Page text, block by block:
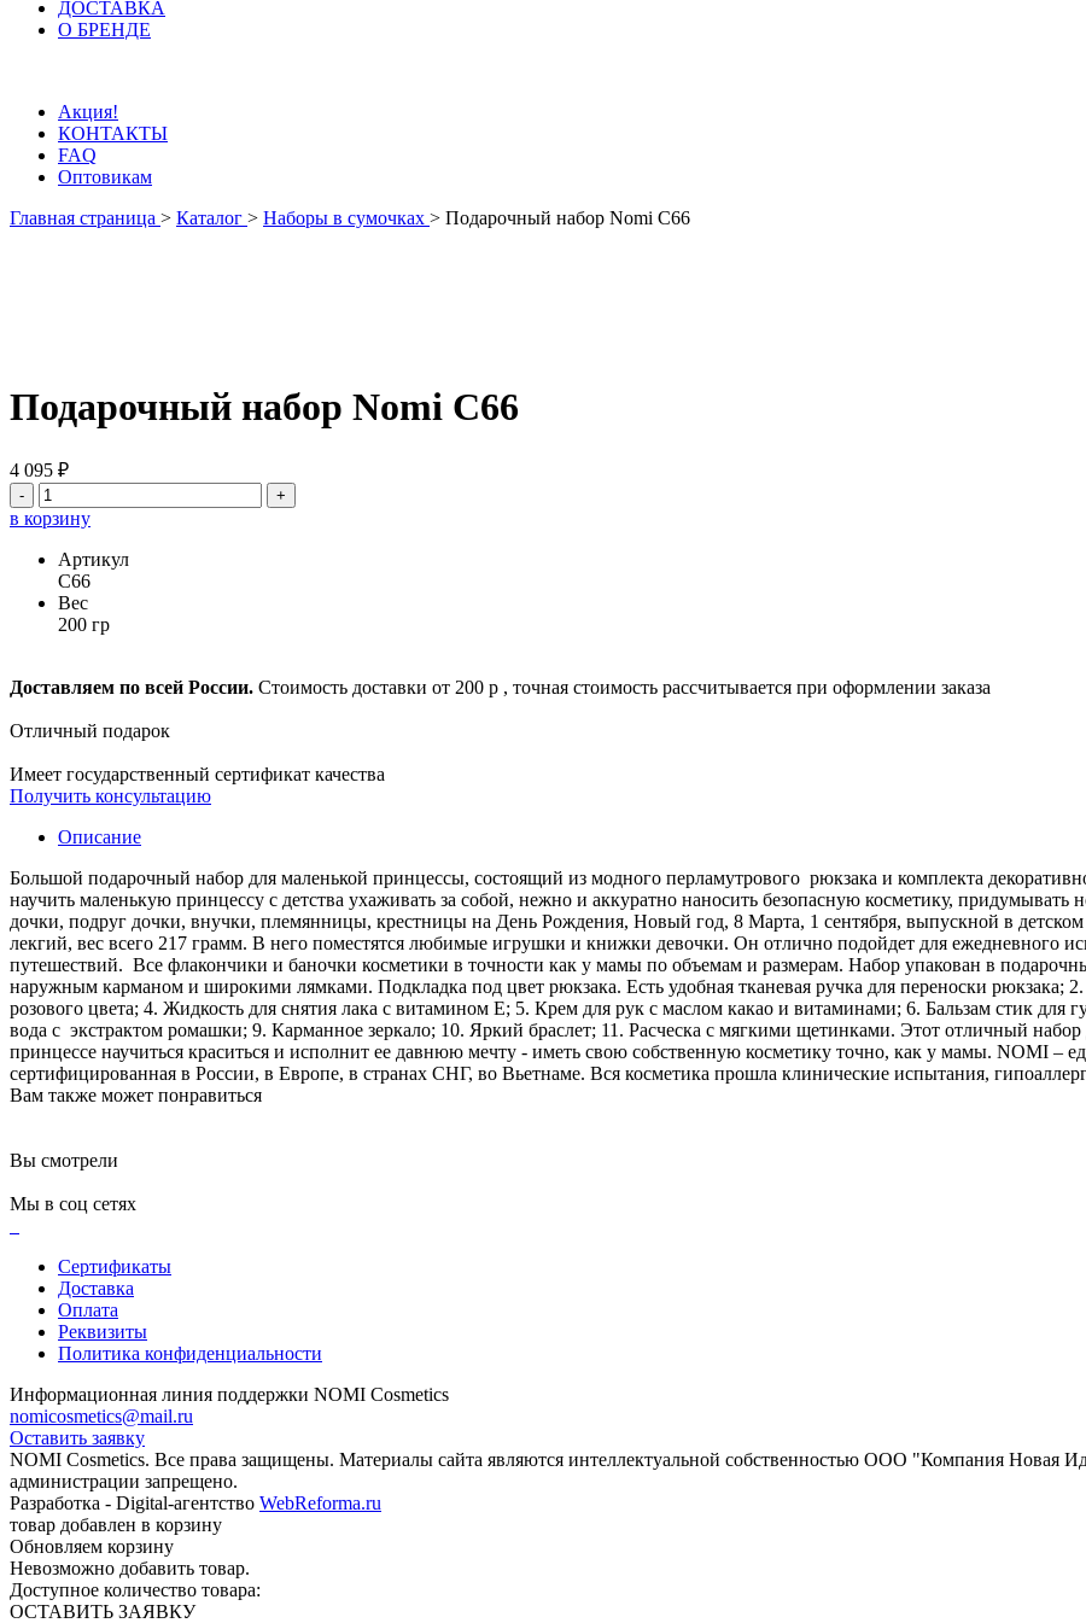
ДОСТАВКА
О БРЕНДЕ
Акция!
КОНТАКТЫ
FAQ
Оптовикам
Главная страница > Каталог > Наборы в сумочках > Подарочный набор Nomi C66
Подарочный набор Nomi C66
4 095 ₽
- +
в корзину
Артикул
C66
Вес
200 гр
Доставляем по всей России. Стоимость доставки от 200 р , точная стоимость рассчитывается при оформлении заказа
Отличный подарок
Имеет государственный сертификат качества
Получить консультацию
Описание
Большой подарочный набор для маленькой принцессы, состоящий из модного перламутрового рюкзака и комплекта
научить маленькую принцессу с детства ухаживать за собой, нежно и аккуратно наносить безопасную косметику,
дочки, подруг дочки, внучки, племянницы, крестницы на День Рождения, Новый год, 8 Марта, 1 сентября, выпускной в
лекгий, вес всего 217 грамм. В него поместятся любимые игрушки и книжки девочки. Он отлично подойдет для ежедневного
путешествий. Все флакончики и баночки косметики в точности как у мамы по объемам и размерам. Набор упакован в
наружным карманом и широкими лямками. Подкладка под цвет рюкзака. Есть удобная тканевая ручка для переноски рюкзака;
розового цвета; 4. Жидкость для снятия лака с витамином Е; 5. Крем для рук с маслом какао и витаминами; 6. Бальзам стик
вода с экстрактом ромашки; 9. Карманное зеркало; 10. Яркий браслет; 11. Расческа с мягкими щетинками. Этот отличный
принцессе научиться краситься и исполнит ее давнюю мечту - иметь свою собственную косметику точно, как у мамы. NOMI –
сертифицированная в России, в Европе, в странах СНГ, во Вьетнаме. Вся косметика прошла клинические испытания,
Вам также может понравиться
Вы смотрели
Мы в соц сетях
Сертификаты
Доставка
Оплата
Реквизиты
Политика конфиденциальности
Информационная линия поддержки NOMI Сosmetics
nomicosmetics@mail.ru
Оставить заявку
NOMI Сosmetics. Все права защищены. Материалы сайта являются интеллектуальной собственностью ООО "Компания Новая
администрации запрещено.
Разработка - Digital-агентство WebReforma.ru
товар добавлен в корзину
Обновляем корзину
Невозможно добавить товар.
Доступное количество товара:
ОСТАВИТЬ ЗАЯВКУ